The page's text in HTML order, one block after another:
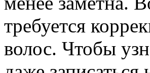
требуется
волос. Чтобы